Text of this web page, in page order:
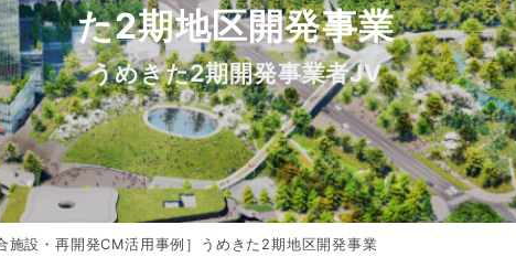
た2期地区開発事業
うめきた2期開発事業者JV
施設・再開発CM活用事例］うめきた2期地区開発事業